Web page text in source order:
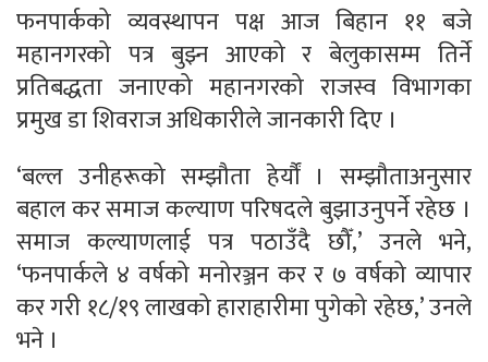
फनपार्कको व्यवस्थापन पक्ष आज बिहान ११ बजे
महानगरको पत्र बुझ्न आएको र बेलुकासम्म तिर्ने
प्रतिबद्धता जनाएको महानगरको राजस्व विभागका
प्रमुख डा शिवराज अधिकारीले जानकारी दिए ।
‘बल्ल उनीहरूको सम्झौता हेर्यौं । सम्झौताअनुसार
बहाल कर समाज कल्याण परिषदले बुझाउनुपर्ने रहेछ ।
समाज कल्याणलाई पत्र पठाउँदै छौँ,’ उनले भने,
‘फनपार्कले ४ वर्षको मनोरञ्जन कर र ७ वर्षको व्यापार
कर गरी १८/१९ लाखको हाराहारीमा पुगेको रहेछ,’ उनले
भने ।